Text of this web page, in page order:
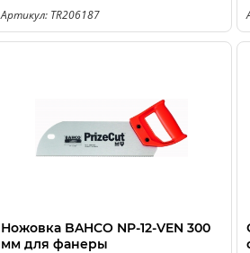
Артикул: TR206187
Ножовка BAHCO NP-12-VEN 300
мм для фанеры